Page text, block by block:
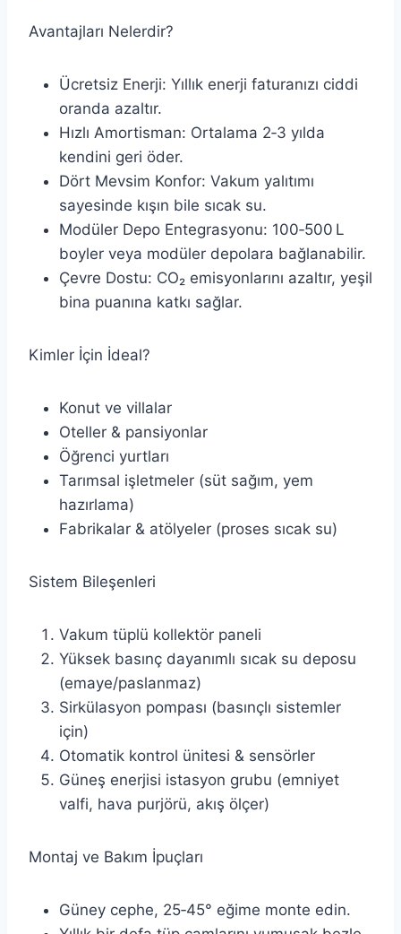
Avantajları Nelerdir?
Ücretsiz Enerji: Yıllık enerji faturanızı ciddi
oranda azaltır.
Hızlı Amortisman: Ortalama 2‑3 yılda
kendini geri öder.
Dört Mevsim Konfor: Vakum yalıtımı
sayesinde kışın bile sıcak su.
Modüler Depo Entegrasyonu: 100‑500 L
boyler veya modüler depolara bağlanabilir.
Çevre Dostu: CO₂ emisyonlarını azaltır, yeşil
bina puanına katkı sağlar.
Kimler İçin İdeal?
Konut ve villalar
Oteller & pansiyonlar
Öğrenci yurtları
Tarımsal işletmeler (süt sağım, yem
hazırlama)
Fabrikalar & atölyeler (proses sıcak su)
Sistem Bileşenleri
Vakum tüplü kollektör paneli
Yüksek basınç dayanımlı sıcak su deposu
(emaye/paslanmaz)
Sirkülasyon pompası (basınçlı sistemler
için)
Otomatik kontrol ünitesi & sensörler
Güneş enerjisi istasyon grubu (emniyet
valfi, hava purjörü, akış ölçer)
Montaj ve Bakım İpuçları
Güney cephe, 25‑45° eğime monte edin.